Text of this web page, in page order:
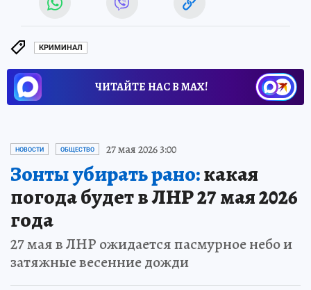
КРИМИНАЛ
ЧИТАЙТЕ НАС В МАХ!
НОВОСТИ ОБЩЕСТВО 27 мая 2026 3:00
Зонты убирать рано:какая
погода будет в ЛНР 27 мая 2026
года
27 мая в ЛНР ожидается пасмурное небо и
затяжные весенние дожди